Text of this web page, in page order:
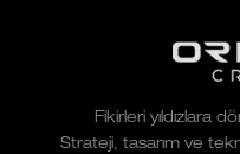
Fikirleri yıldızlara
Strateji, tasarım ve